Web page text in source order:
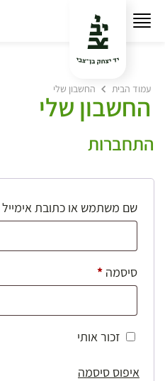
עמוד הבית החשבון שלי
החשבון שלי
התחברות
שם משתמש או כתובת אימייל
סיסמה *חובה
זכור אותי
איפוס סיסמה